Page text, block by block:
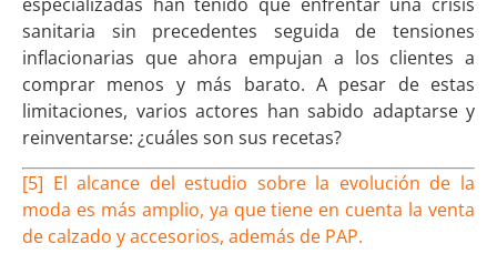
sanitaria sin precedentes seguida de tensiones
inflacionarias que ahora empujan a los clientes a
comprar menos y más barato. A pesar de estas
limitaciones, varios actores han sabido adaptarse y
reinventarse: ¿cuáles son sus recetas?
[5] El alcance del estudio sobre la evolución de la
moda es más amplio, ya que tiene en cuenta la venta
de calzado y accesorios, además de PAP.